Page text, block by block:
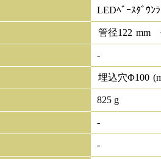
LEDﾍﾞｰｽﾀﾞｳﾝ
管径122 mm
-
埋込穴Φ100
825 g
-
-